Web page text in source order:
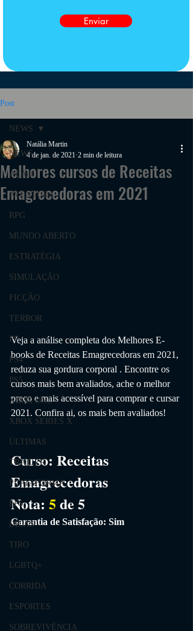
Enviar
Post
NEWS
AÇÃO
AVENTURA
RPG
MUNDO ABERTO
ESTRATÉGIA
SIMULAÇÃO
FICÇÃO
TERROR
PC
PS4
PS5
XBOX ONE
XBOX SERIES X
ÚLTIMAS
TRAILER
PLATAFORMA
FPS
DICAS
TIRO
LGBTQ+
CORRIDA
ESPORTES
SOBREVIVÊNCIA
NEWS
Melhores cursos de Receitas
Emagrecedoras em 2021
Natália Martin
4 de jan. de 2021 2 min de leitura
Veja a análise completa dos Melhores E-
books de Receitas Emagrecedoras em 2021,
reduza sua gordura corporal . Encontre os
cursos mais bem avaliados, ache o melhor
preço e mais acessível para comprar e cursar
2021. Confira ai, os mais bem avaliados!
Curso: Receitas
Emagrecedoras
Nota: 5 de 5
Garantia de Satisfação: Sim